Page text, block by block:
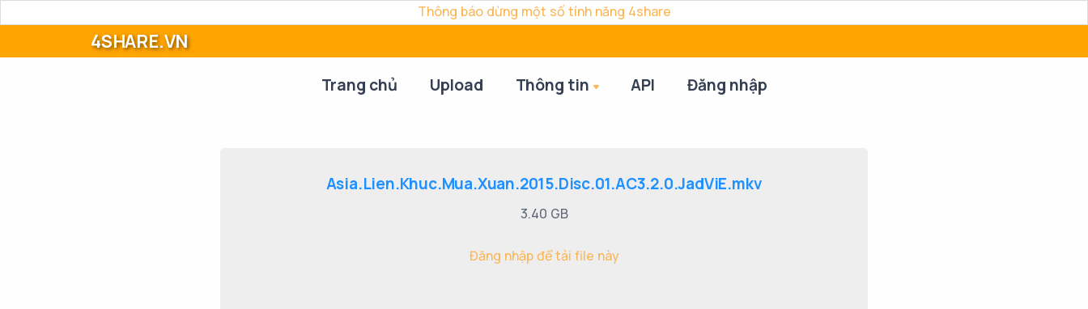
Thông báo dừng một số tính năng 4share
4SHARE.VN
Trang chủ Upload Thông tin API Đăng nhập
Asia.Lien.Khuc.Mua.Xuan.2015.Disc.01.AC3.2.0.JadViE.mkv
3.40 GB
Đăng nhập để tải file này